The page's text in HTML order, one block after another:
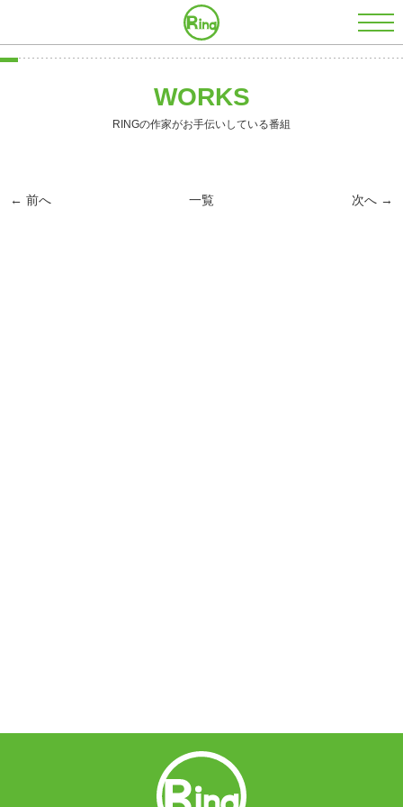
WORKS
RINGの作家がお手伝いしている番組
← 前へ 一覧 次へ →